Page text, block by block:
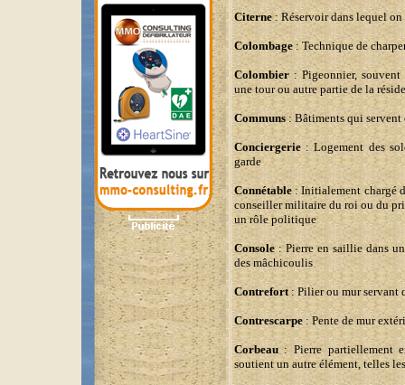
Citerne: Réservoir dans lequel on
Colombage: Technique de
Colombier: Pigeonnier, souvent
une tour ou autre partie de la
Communs: Bâtiments qui servent
Conciergerie: Logement des
garde
Connétable: Initialement chargé
conseiller militaire du roi ou du
un rôle politique
Console: Pierre en saillie dans
des mâchicoulis
Contrefort: Pilier ou mur servant
Contrescarpe: Pente de mur
Corbeau: Pierre partiellement
soutient un autre élément, telles